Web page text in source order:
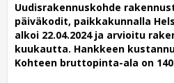
Uudisrakennuskohde
päiväkodit, paikkakunnalla
alkoi 22.04.2024 ja arvioitu
kuukautta. Hankkeen
Kohteen bruttopinta-ala on